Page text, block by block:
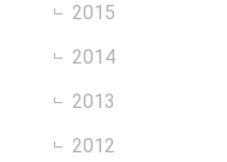
2015
2014
2013
2012